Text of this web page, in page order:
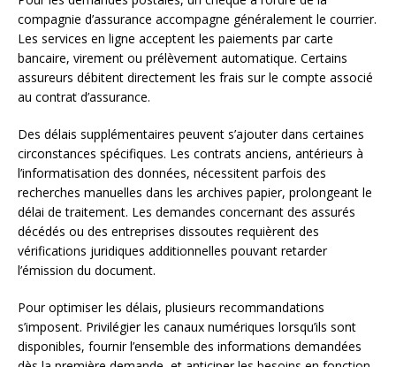
compagnie d’assurance accompagne généralement le courrier.
Les services en ligne acceptent les paiements par carte
bancaire, virement ou prélèvement automatique. Certains
assureurs débitent directement les frais sur le compte associé
au contrat d’assurance.
Des délais supplémentaires peuvent s’ajouter dans certaines
circonstances spécifiques. Les contrats anciens, antérieurs à
l’informatisation des données, nécessitent parfois des
recherches manuelles dans les archives papier, prolongeant le
délai de traitement. Les demandes concernant des assurés
décédés ou des entreprises dissoutes requièrent des
vérifications juridiques additionnelles pouvant retarder
l’émission du document.
Pour optimiser les délais, plusieurs recommandations
s’imposent. Privilégier les canaux numériques lorsqu’ils sont
disponibles, fournir l’ensemble des informations demandées